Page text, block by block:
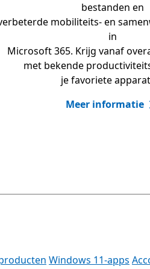
bestanden en
mobiliteits- en
in
Microsoft 365. Krijg vanaf
met bekende
je favoriete
Meer informatie
Windows 11-apps